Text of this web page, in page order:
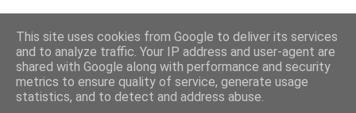
Maria a Momentana, isolata in mezzo al verde delle pendici
collinari di Monterchi, Piero della Francesca dipinse in soli
sette giorni uno dei suoi più noti e ammirati capolavori che
CONDIVIDI POSTA UN COMMENTO READ MORE »
Chi siamoContattiCookiePrivacyCopyright&Disclaimer
© 2013 You Wine Magazine | Rivista Culturale (art. 28 L.69/63)
This site uses cookies from Google to deliver its services
and to analyze traffic. Your IP address and user-agent are
shared with Google along with performance and security
metrics to ensure quality of service, generate usage
statistics, and to detect and address abuse.